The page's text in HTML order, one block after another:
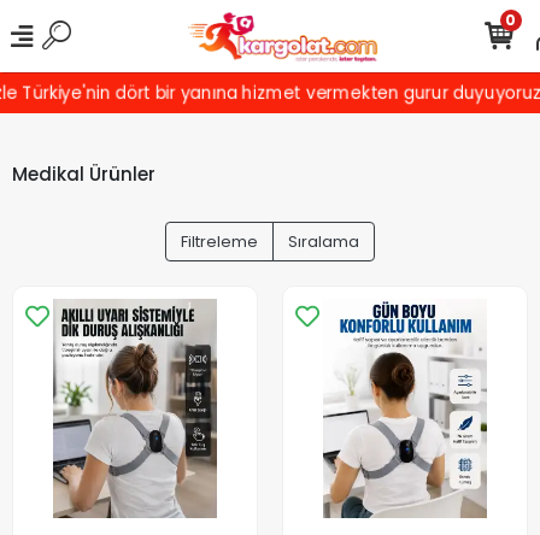
dört bir yanına hizmet vermekten gurur duyuyoruz!
0
Medikal Ürünler
Filtreleme Sıralama